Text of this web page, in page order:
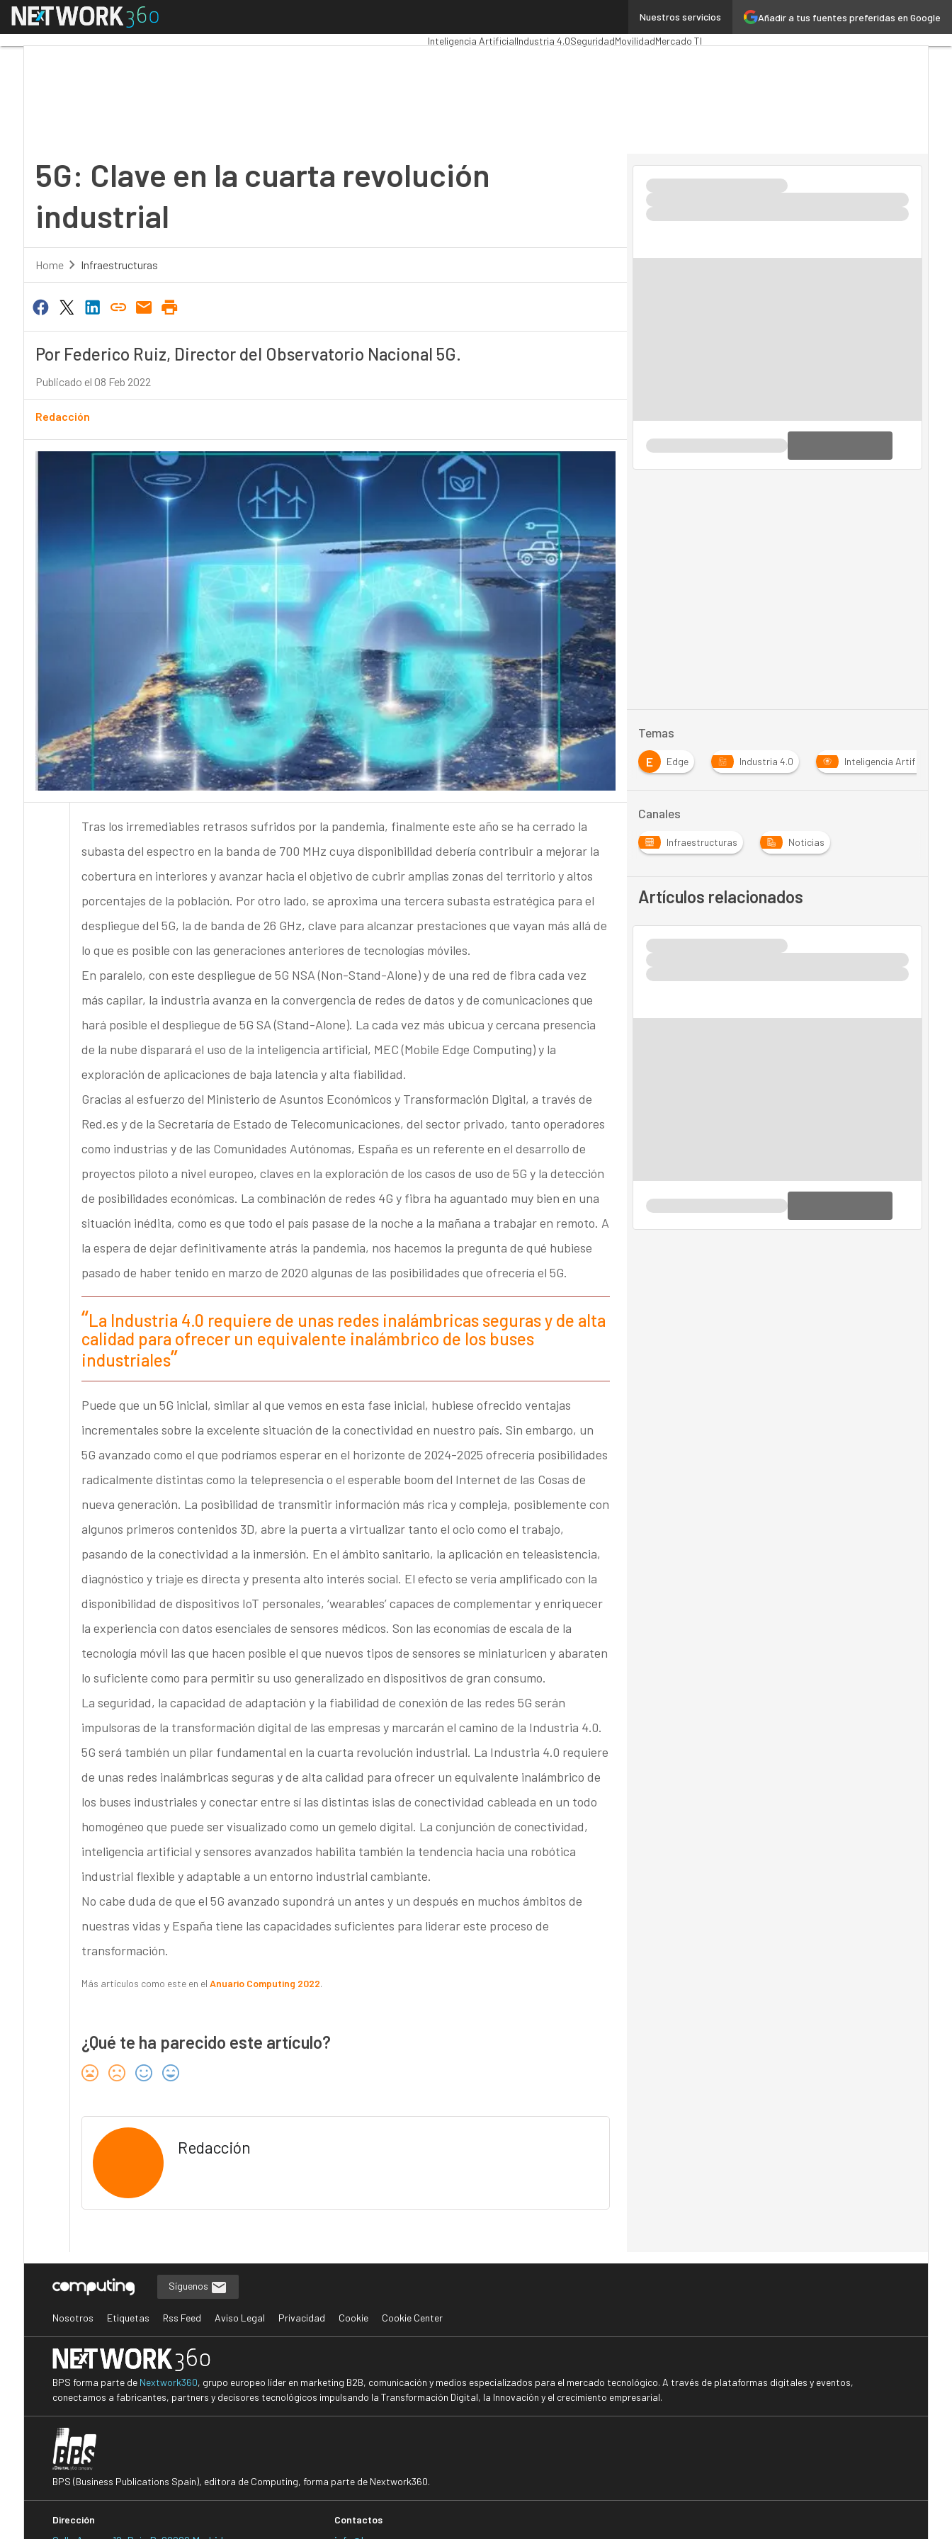
Añadir a tus fuentes preferidas en Google
Nuestros servicios
Menú Administración PúblicaMarTechCloud
Inteligencia ArtificialIndustria 4.0SeguridadMovilidadMercado TI
5G: Clave en la cuarta revolución
industrial
Home Infraestructuras
Por Federico Ruiz, Director del Observatorio Nacional 5G.
Publicado el 08 Feb 2022
Redacción
Tras los irremediables retrasos sufridos por la pandemia, finalmente este año se ha cerrado la
subasta del espectro en la banda de 700 MHz cuya disponibilidad debería contribuir a mejorar la
cobertura en interiores y avanzar hacia el objetivo de cubrir amplias zonas del territorio y altos
porcentajes de la población. Por otro lado, se aproxima una tercera subasta estratégica para el
despliegue del 5G, la de banda de 26 GHz, clave para alcanzar prestaciones que vayan más allá de
lo que es posible con las generaciones anteriores de tecnologías móviles.
En paralelo, con este despliegue de 5G NSA (Non-Stand-Alone) y de una red de fibra cada vez
más capilar, la industria avanza en la convergencia de redes de datos y de comunicaciones que
hará posible el despliegue de 5G SA (Stand-Alone). La cada vez más ubicua y cercana presencia
de la nube disparará el uso de la inteligencia artificial, MEC (Mobile Edge Computing) y la
exploración de aplicaciones de baja latencia y alta fiabilidad.
Gracias al esfuerzo del Ministerio de Asuntos Económicos y Transformación Digital, a través de
Red.es y de la Secretaría de Estado de Telecomunicaciones, del sector privado, tanto operadores
como industrias y de las Comunidades Autónomas, España es un referente en el desarrollo de
proyectos piloto a nivel europeo, claves en la exploración de los casos de uso de 5G y la detección
de posibilidades económicas. La combinación de redes 4G y fibra ha aguantado muy bien en una
situación inédita, como es que todo el país pasase de la noche a la mañana a trabajar en remoto. A
la espera de dejar definitivamente atrás la pandemia, nos hacemos la pregunta de qué hubiese
pasado de haber tenido en marzo de 2020 algunas de las posibilidades que ofrecería el 5G.
La Industria 4.0 requiere de unas redes inalámbricas seguras y de alta
calidad para ofrecer un equivalente inalámbrico de los buses
industriales
Puede que un 5G inicial, similar al que vemos en esta fase inicial, hubiese ofrecido ventajas
incrementales sobre la excelente situación de la conectividad en nuestro país. Sin embargo, un
5G avanzado como el que podríamos esperar en el horizonte de 2024-2025 ofrecería posibilidades
radicalmente distintas como la telepresencia o el esperable boom del Internet de las Cosas de
nueva generación. La posibilidad de transmitir información más rica y compleja, posiblemente con
algunos primeros contenidos 3D, abre la puerta a virtualizar tanto el ocio como el trabajo,
pasando de la conectividad a la inmersión. En el ámbito sanitario, la aplicación en teleasistencia,
diagnóstico y triaje es directa y presenta alto interés social. El efecto se vería amplificado con la
disponibilidad de dispositivos IoT personales, ‘wearables’ capaces de complementar y enriquecer
la experiencia con datos esenciales de sensores médicos. Son las economías de escala de la
tecnología móvil las que hacen posible el que nuevos tipos de sensores se miniaturicen y abaraten
lo suficiente como para permitir su uso generalizado en dispositivos de gran consumo.
La seguridad, la capacidad de adaptación y la fiabilidad de conexión de las redes 5G serán
impulsoras de la transformación digital de las empresas y marcarán el camino de la Industria 4.0.
5G será también un pilar fundamental en la cuarta revolución industrial. La Industria 4.0 requiere
de unas redes inalámbricas seguras y de alta calidad para ofrecer un equivalente inalámbrico de
los buses industriales y conectar entre sí las distintas islas de conectividad cableada en un todo
homogéneo que puede ser visualizado como un gemelo digital. La conjunción de conectividad,
inteligencia artificial y sensores avanzados habilita también la tendencia hacia una robótica
industrial flexible y adaptable a un entorno industrial cambiante.
No cabe duda de que el 5G avanzado supondrá un antes y un después en muchos ámbitos de
nuestras vidas y España tiene las capacidades suficientes para liderar este proceso de
transformación.
Más artículos como este en el Anuario Computing 2022.
¿Qué te ha parecido este artículo?
Redacción
Temas
E Edge Industria 4.0 Inteligencia Artificial
Canales
Infraestructuras Noticias
Artículos relacionados
Síguenos
Nosotros Etiquetas Rss Feed Aviso Legal Privacidad Cookie Cookie Center
BPS forma parte de Nextwork360, grupo europeo líder en marketing B2B, comunicación y medios especializados para el mercado tecnológico. A través de plataformas digitales y eventos,
conectamos a fabricantes, partners y decisores tecnológicos impulsando la Transformación Digital, la Innovación y el crecimiento empresarial.
BPS (Business Publications Spain), editora de Computing, forma parte de Nextwork360.
Dirección Contactos